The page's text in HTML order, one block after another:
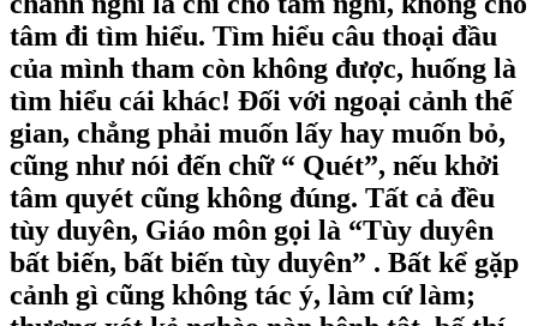
tâm đi tìm hiểu. Tìm hiểu câu thoại đầu
của mình tham còn không được, huống là
tìm hiểu cái khác! Đối với ngoại cảnh thế
gian, chẳng phải muốn lấy hay muốn bỏ,
cũng như nói đến chữ “ Quét”, nếu khởi
tâm quyét cũng không đúng. Tất cả đều
tùy duyên, Giáo môn gọi là “Tùy duyên
bất biến, bất biến tùy duyên” . Bất kể gặp
cảnh gì cũng không tác ý, làm cứ làm;